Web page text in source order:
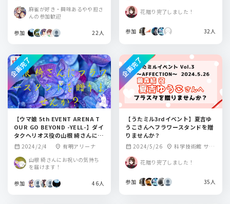
ーデンルーム
麻雀が好き・興味あるやや担さ
んの参加歓迎
参加 22人
花贈り完了しました！
参加 32人
【ウマ娘 5th EVENT ARENA T
OUR GO BEYOND -YELL-】ダイ
タクヘリオス役の山根 綺さんにフ
ラワースタンドを贈りませんか？
calendar_month 2024/2/4 location_on 有明アリーナ
山根 綺さんにお祝いの気持ち
を届けます！
参加 46人
企画完了
【うたミル3rdイベント】夏吉ゆ
うこさんへフラワースタンドを贈
りませんか？
calendar_month 2024/5/26 location_on 科学技術館 サイ
花贈り完了しました！
参加 35人
企画完了